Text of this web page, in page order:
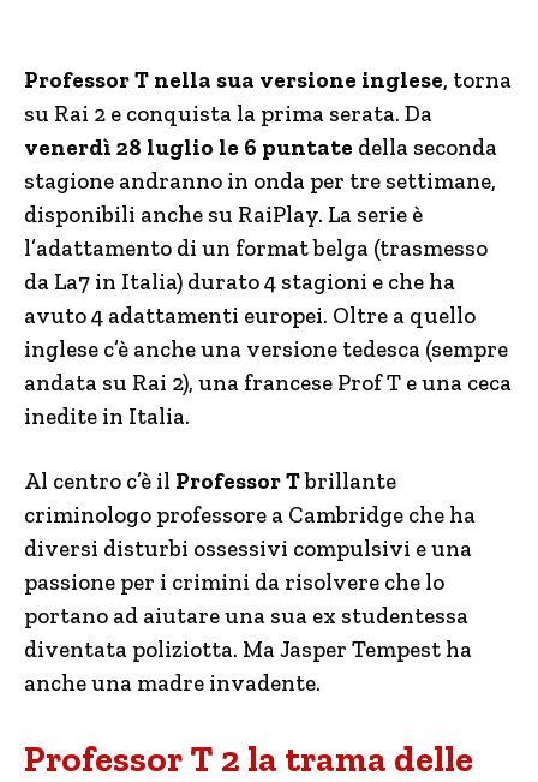
Professor T nella sua versione inglese, torna
su Rai 2 e conquista la prima serata. Da
venerdì 28 luglio le 6 puntate della seconda
stagione andranno in onda per tre settimane,
disponibili anche su RaiPlay. La serie è
l’adattamento di un format belga (trasmesso
da La7 in Italia) durato 4 stagioni e che ha
avuto 4 adattamenti europei. Oltre a quello
inglese c’è anche una versione tedesca (sempre
andata su Rai 2), una francese Prof T e una ceca
inedite in Italia.
Al centro c’è il Professor Tbrillante
criminologo professore a Cambridge che ha
diversi disturbi ossessivi compulsivi e una
passione per i crimini da risolvere che lo
portano ad aiutare una sua ex studentessa
diventata poliziotta. Ma Jasper Tempest ha
anche una madre invadente.
Professor T 2 la trama delle